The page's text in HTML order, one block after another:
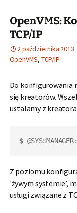
OpenVMS:
TCP/IP
2 października 2013
OpenVMS, TCP/IP
Do konfigurowania
się kreatorów.
ustalamy z kreatora:
$
Z poziomu
'żywym systemie’,
usługi związane z